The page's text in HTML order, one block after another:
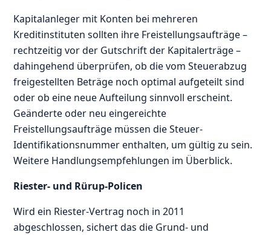
Kapitalanleger mit Konten bei mehreren
Kreditinstituten sollten ihre Freistellungsaufträge –
rechtzeitig vor der Gutschrift der Kapitalerträge –
dahingehend überprüfen, ob die vom Steuerabzug
freigestellten Beträge noch optimal aufgeteilt sind
oder ob eine neue Aufteilung sinnvoll erscheint.
Geänderte oder neu eingereichte
Freistellungsaufträge müssen die Steuer-
Identifikationsnummer enthalten, um gültig zu sein.
Weitere Handlungsempfehlungen im Überblick.
Riester- und Rürup-Policen
Wird ein Riester-Vertrag noch in 2011
abgeschlossen, sichert das die Grund- und